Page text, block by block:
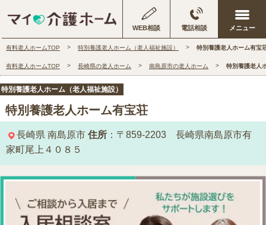
WEB相談 電話相談
有料老人ホームTOP 特別養護老人ホーム（老人福祉施設） 特別養護老人ホーム有宝
有料老人ホームTOP 長崎県の老人ホーム 南島原市の老人ホーム 特別養護老人
特別養護老人ホーム（老人福祉施設）
特別養護老人ホーム有宝荘
長崎県 南島原市 住所 ：〒859-2203 長崎県南島原市有
家町尾上４０８５